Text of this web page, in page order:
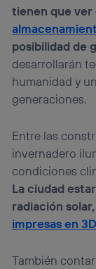
tienen que ver
posibilidad de
desarrollarán
humanidad y
generaciones.
Entre las
invernadero
condiciones
La ciudad
radiación
impresas en 3D
También